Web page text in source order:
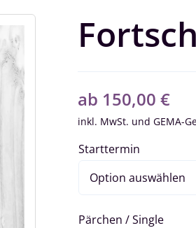
ab 150,00 €
inkl. MwSt.
Starttermin
Pärchen / Single